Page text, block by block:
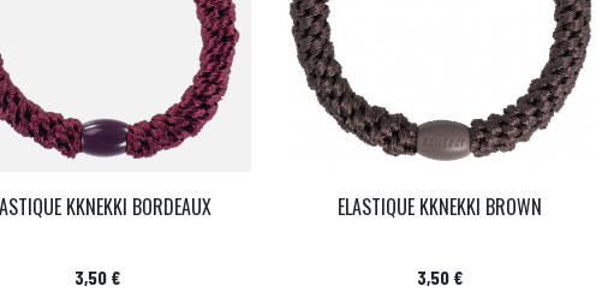
KKNEKKI BORDEAUX
Prix
3,50 €
ELASTIQUE KKNEKKI BROWN
Prix
3,50 €